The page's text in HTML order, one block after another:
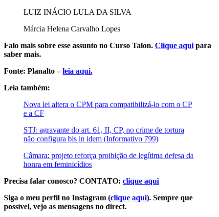
LUIZ INÁCIO LULA DA SILVA
Márcia Helena Carvalho Lopes
Falo mais sobre esse assunto no Curso Talon. Clique aqui para
saber mais.
Fonte: Planalto –leia aqui.
Leia também:
Nova lei altera o CPM para compatibilizá-lo com o CP
e a CF
STJ: agravante do art. 61, II, CP, no crime de tortura
não configura bis in idem (Informativo 799)
Câmara: projeto reforça proibição de legítima defesa da
honra em feminicídios
Precisa falar conosco? CONTATO: clique aqui
Siga o meu perfil no Instagram (clique aqui). Sempre que
possível, vejo as mensagens no direct.